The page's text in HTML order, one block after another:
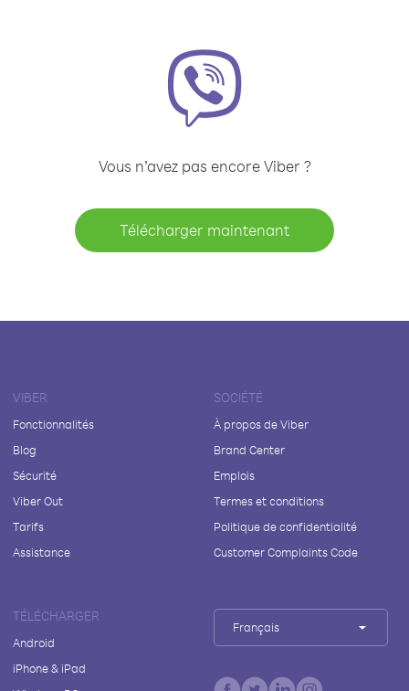
Vous n’avez pas encore Viber ?
Télécharger maintenant
VIBER
Fonctionnalités
Blog
Sécurité
Viber Out
Tarifs
Assistance
SOCIÉTÉ
À propos de Viber
Brand Center
Emplois
Termes et conditions
Politique de confidentialité
Customer Complaints Code
TÉLÉCHARGER
Android
iPhone & iPad
Français